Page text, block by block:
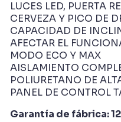
LUCES LED, PUERTA
CERVEZA Y PICO DE
CAPACIDAD DE
AFECTAR EL
MODO ECO Y MAX
AISLAMIENTO
POLIURETANO DE
PANEL DE CONTROL
Garantía de fábrica: